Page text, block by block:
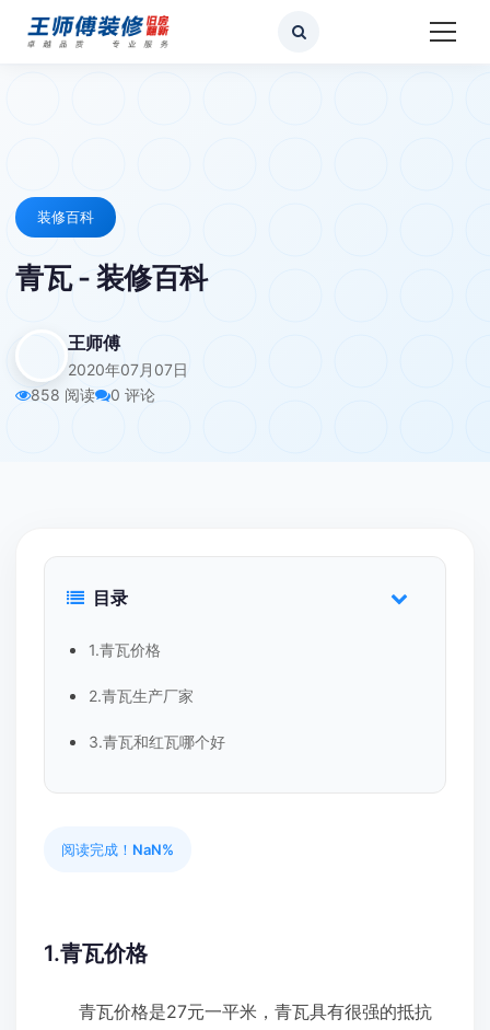
装修百科
青瓦 - 装修百科
王师傅
2020年07月07日
858 阅读
0 评论
目录
1.青瓦价格
2.青瓦生产厂家
3.青瓦和红瓦哪个好
阅读完成！ NaN%
1.青瓦价格
青瓦价格是27元一平米，青瓦具有很强的抵抗